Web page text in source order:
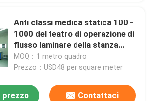
Anti classi medica statica 100 -
1000 del teatro di operazione di
flusso laminare della stanza
pulita dell'ospedale
MOQ：1 metro quadro
Prezzo：USD48 per square meter
prezzo Contattaci